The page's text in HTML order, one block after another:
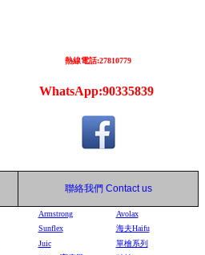
熱線電話:27810779
WhatsApp:90335839
聯絡我們 Contact us
Armstrong
Avolax
Sunflex
海夫Haifu
Juic
單檜系列